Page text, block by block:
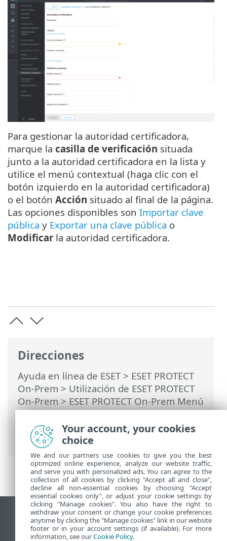
Direcciones
Ayuda en línea de ESET> ESET PROTECT
On-Prem > Utilización de ESET PROTECT
On-Prem>ESET PROTECT On-Prem Menú
principal> Más >Certificados>
Autoridades certificadoras> Crear una
nueva autoridad certificadora
Para gestionar la autoridad certificadora,
marque la casilla de verificación situada
junto a la autoridad certificadora en la lista y
utilice el menú contextual (haga clic con el
botón izquierdo en la autoridad certificadora)
o el botón Acción situado al final de la página.
Las opciones disponibles son Importar clave
pública y Exportar una clave pública o
Modificar la autoridad certificadora.
Ver sitio para ordenador
End of Life
Your account, your cookies
choice
We and our partners use cookies to give you the best
optimized online experience, analyze our website traffic,
and serve you with personalized ads. You can agree to the
collection of all cookies by clicking "Accept all and close",
decline all non-essential cookies by choosing "Accept
essential cookies only", or adjust your cookie settings by
clicking "Manage cookies". You also have the right to
withdraw your consent or change your cookie preferences
anytime by clicking the "Manage cookies" link in our website
footer or in your account settings (if available). For more
information, see ourCookie Policy.